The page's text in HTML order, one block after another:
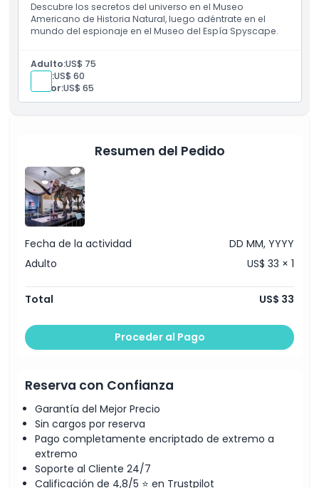
Descubre los secretos del universo en el Museo
Americano de Historia Natural, luego adéntrate en el
mundo del espionaje en el Museo del Espía Spyscape.
Adulto:US$ 75
Niño:US$ 60
Senior:US$ 65
Resumen del Pedido
Fecha de la actividad
DD MM, YYYY
Adulto
US$ 33 × 1
Total US$ 33
Proceder al Pago
Reserva con Confianza
Garantía del Mejor Precio
Sin cargos por reserva
Pago completamente encriptado de extremo a
extremo
Soporte al Cliente 24/7
Calificación de 4,8/5 ⭐ en Trustpilot